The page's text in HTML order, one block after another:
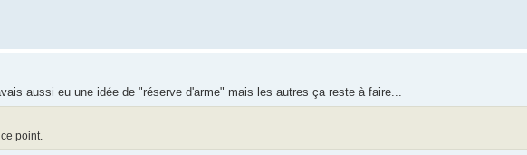
aussi eu une idée de "réserve d'arme" mais les autres ça reste à faire...
point.